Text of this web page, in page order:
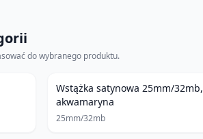
do wybranego produktu.
Wstążka satynowa 25mm/32mb,
akwamaryna
25mm/32mb